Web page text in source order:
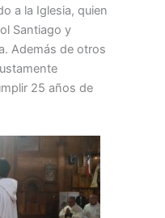
a la Iglesia, quien
Santiago y
Además de otros
25 años de